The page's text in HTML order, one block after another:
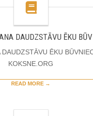
DAUDZSTĀVU ĒKU
DAUDZSTĀVU ĒKU
KOKSNE.ORG
READ MORE →